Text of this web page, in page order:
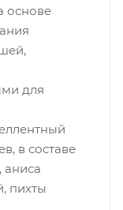
основе
для
в составе
пихты